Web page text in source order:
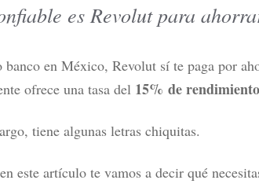
es Revolut para
banco en México, Revolut sí te paga por
ofrece una tasa del 15% de
tiene algunas letras chiquitas.
este artículo te vamos a decir qué